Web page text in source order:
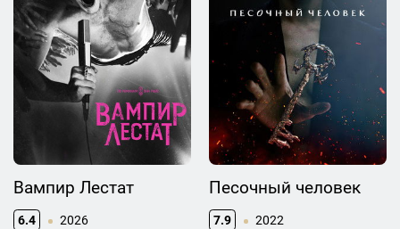
Вампир Лестат
6.4 2026
Песочный человек
7.9 2022